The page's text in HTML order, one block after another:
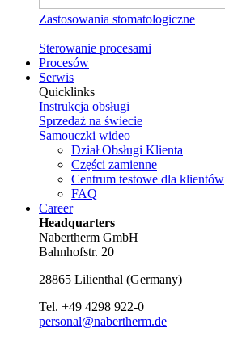
Zastosowania stomatologiczne
Sterowanie procesami
Procesów
Serwis
Quicklinks
Instrukcja obsługi
Sprzedaż na świecie
Samouczki wideo
Dział Obsługi Klienta
Części zamienne
Centrum testowe dla klientów
FAQ
Career
Headquarters
Nabertherm GmbH
Bahnhofstr. 20
28865 Lilienthal (Germany)
Tel. +49 4298 922-0
personal@nabertherm.de